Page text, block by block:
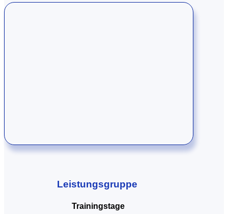
Leistungsgruppe
Trainingstage